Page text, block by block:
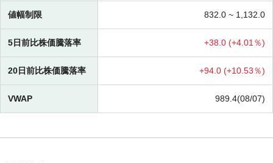
値幅制限 832.0 ~ 1,132.0
5日前比株価騰落率 +38.0 (+4.01％)
20日前比株価騰落率 +94.0 (+10.53％)
VWAP 989.4(08/07)